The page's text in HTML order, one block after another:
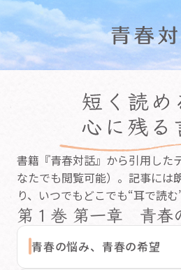
書籍『青春対話』から引用した
なたでも閲覧可能）。記事には
り、いつでもどこでも“耳で読む
第１巻 第一章 青春
青春の悩み、青春の希望